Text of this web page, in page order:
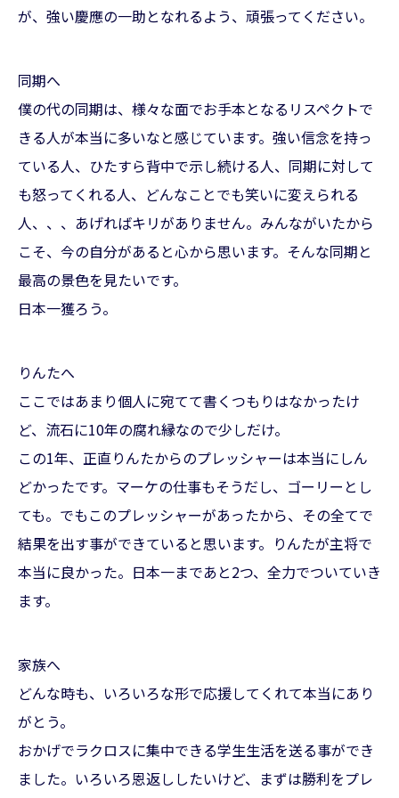
が、強い慶應の一助となれるよう、頑張ってください。
同期へ
僕の代の同期は、様々な面でお手本となるリスペクトで
きる人が本当に多いなと感じています。強い信念を持っ
ている人、ひたすら背中で示し続ける人、同期に対して
も怒ってくれる人、どんなことでも笑いに変えられる
人、、、あげればキリがありません。みんながいたから
こそ、今の自分があると心から思います。そんな同期と
最高の景色を見たいです。
日本一獲ろう。
りんたへ
ここではあまり個人に宛てて書くつもりはなかったけ
ど、流石に10年の腐れ縁なので少しだけ。
この1年、正直りんたからのプレッシャーは本当にしん
どかったです。マーケの仕事もそうだし、ゴーリーとし
ても。でもこのプレッシャーがあったから、その全てで
結果を出す事ができていると思います。りんたが主将で
本当に良かった。日本一まであと2つ、全力でついていき
ます。
家族へ
どんな時も、いろいろな形で応援してくれて本当にあり
がとう。
おかげでラクロスに集中できる学生生活を送る事ができ
ました。いろいろ恩返ししたいけど、まずは勝利をプレ